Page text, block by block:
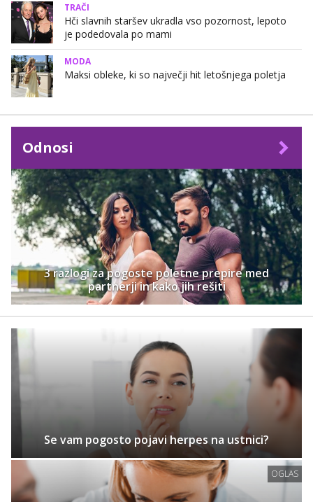
TRAČI
Hči slavnih staršev ukradla vso pozornost, lepoto
je podedovala po mami
MODA
Maksi obleke, ki so največji hit letošnjega poletja
Odnosi
3 razlogi za pogoste poletne prepire med
partnerji in kako jih rešiti
Se vam pogosto pojavi herpes na ustnici?
OGLAS